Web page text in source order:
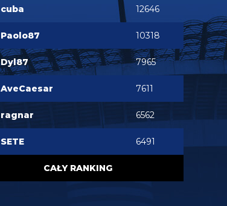
cuba 12646
Paolo87 10318
Dyl87 7965
AveCaesar 7611
ragnar 6562
SETE 6491
CAŁY RANKING